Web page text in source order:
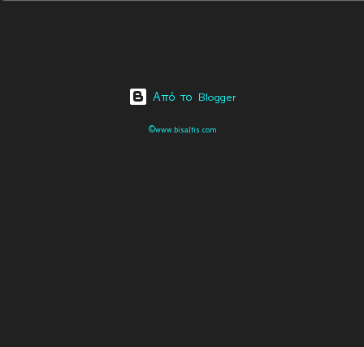
Από το Blogger
©www.bisaltis.com